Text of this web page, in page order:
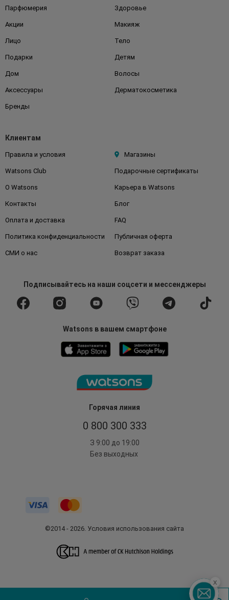
Горячая линия
0 800 300 333
З 9:00 до 19:00
Без выходных
Парфюмерия Здоровье
Акции Макияж
Лицо Тело
Подарки Детям
Дом Волосы
Аксессуары Дерматокосметика
Бренды
Клиентам
Правила и условия Магазины
Watsons Club Подарочные сертификаты
О Watsons Карьера в Watsons
Контакты Блог
Оплата и доставка FAQ
Политика конфиденциальности Публичная оферта
СМИ о нас Возврат заказа
Подписывайтесьна наши соцсети и мессенджеры
Watsons в вашем смартфоне
©2014 - 2026. Условия использования сайта
x